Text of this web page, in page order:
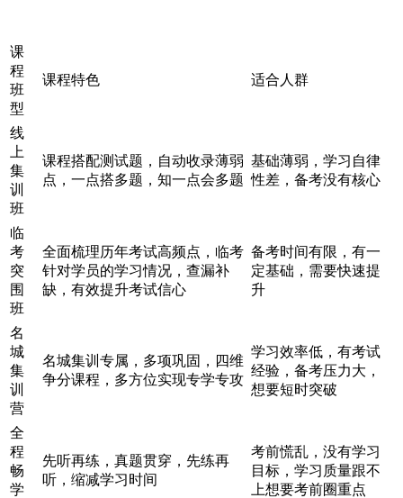
课
程
班
型
课程特色 适合人群
线
上
集
训
班
课程搭配测试题，自动收录薄弱
点，一点搭多题，知一点会多题
基础薄弱，学习自律
性差，备考没有核心
临
考
突
围
班
全面梳理历年考试高频点，临考
针对学员的学习情况，查漏补
缺，有效提升考试信心
备考时间有限，有一
定基础，需要快速提
升
名
城
集
训
营
名城集训专属，多项巩固，四维
争分课程，多方位实现专学专攻
学习效率低，有考试
经验，备考压力大，
想要短时突破
全
程
畅
学
先听再练，真题贯穿，先练再
听，缩减学习时间
考前慌乱，没有学习
目标，学习质量跟不
上想要考前圈重点